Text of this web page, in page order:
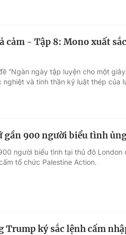
cảm - Tập 8: Mono xuất
“Ngàn ngày tập luyện cho một
nghiệt và tinh thần kỷ luật thép của
gần 900 người biểu tình
người biểu tình tại thủ đô
tổ chức Palestine Action.
Trump ký sắc lệnh cấm